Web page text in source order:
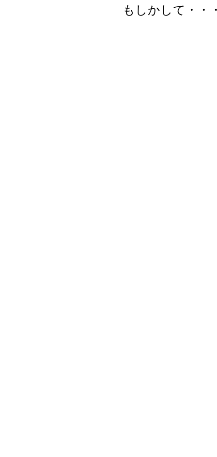
もしかして・